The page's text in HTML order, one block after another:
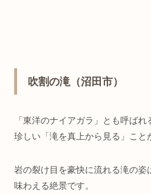
吹割の滝（沼田市）
「東洋のナイアガラ」とも呼ば
珍しい「滝を真上から見る」こと
岩の裂け目を豪快に流れる滝の姿
味わえる絶景です。